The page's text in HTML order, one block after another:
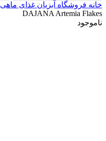
خانه فروشگاه آبزیان غذای ماهی
DAJANA Artemia Flakes
ناموجود